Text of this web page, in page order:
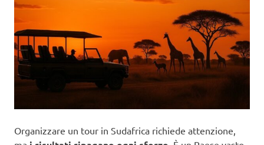
Organizzare un tour in Sudafrica richiede attenzione,